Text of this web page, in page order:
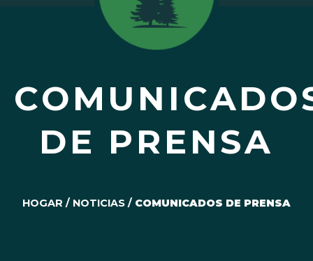
DE PRENSA
HOGAR / NOTICIAS / COMUNICADOS DE PRENSA